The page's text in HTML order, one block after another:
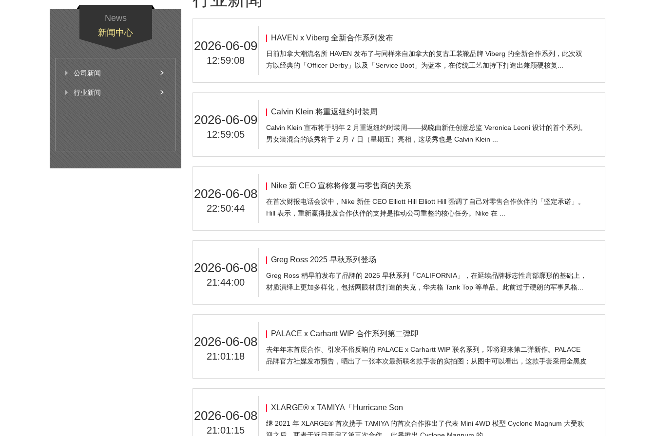
News
新闻中心
公司新闻
行业新闻
2026-06-09
12:59:08
HAVEN x Viberg 全新合作系列发布
日前加拿大潮流名所 HAVEN 发布了与同样来自加拿大的复古工装靴品牌 Viberg 的全新合作系列，此次双
方以经典的「Officer Derby」以及「Service Boot」为蓝本，在传统工艺加持下打造出兼顾硬核复...
2026-06-09
12:59:05
Calvin Klein 将重返纽约时装周
Calvin Klein 宣布将于明年 2 月重返纽约时装周——揭晓由新任创意总监 Veronica Leoni 设计的首个系列。
男女装混合的该秀将于 2 月 7 日（星期五）亮相，这场秀也是 Calvin Klein ...
2026-06-08
22:50:44
Nike 新 CEO 宣称将修复与零售商的关系
在首次财报电话会议中，Nike 新任 CEO Elliott Hill Elliott Hill 强调了自己对零售合作伙伴的「坚定承诺」。
Hill 表示，重新赢得批发合作伙伴的支持是推动公司重整的核心任务。Nike 在 ...
2026-06-08
21:44:00
Greg Ross 2025 早秋系列登场
Greg Ross 稍早前发布了品牌的 2025 早秋系列「CALIFORNIA」，在延续品牌标志性肩部廓形的基础上，
材质演绎上更加多样化，包括网眼材质打造的夹克，华夫格 Tank Top 等单品。此前过于硬朗的军事风格...
2026-06-08
21:01:18
PALACE x Carhartt WIP 合作系列第二弹即
去年年末首度合作、引发不俗反响的 PALACE x Carhartt WIP 联名系列，即将迎来第二弹新作。PALACE
品牌官方社媒发布预告，晒出了一张本次最新联名款手套的实拍图；从图中可以看出，这款手套采用全黑皮
2026-06-08
21:01:15
XLARGE® x TAMIYA「Hurricane Son
继 2021 年 XLARGE® 首次携手 TAMIYA 的首次合作推出了代表 Mini 4WD 模型 Cyclone Magnum 大受欢